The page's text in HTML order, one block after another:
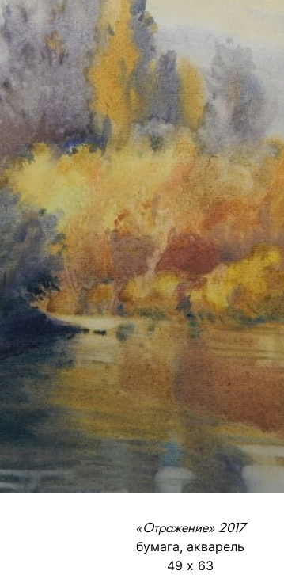
«Отражение» 2017
бумага, акварель
49 х 63